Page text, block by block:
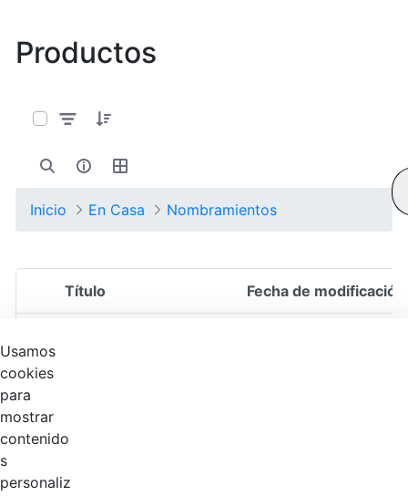
Productos
Inicio En Casa Nombramientos
Selección del elemento
Título Fecha de modificación
Usamos
cookies
para
mostrar
contenido
s
personaliz